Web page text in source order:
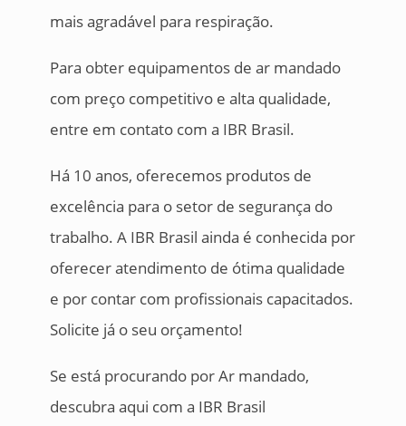
mais agradável para respiração.
Para obter equipamentos de ar mandado
com preço competitivo e alta qualidade,
entre em contato com a IBR Brasil.
Há 10 anos, oferecemos produtos de
excelência para o setor de segurança do
trabalho. A IBR Brasil ainda é conhecida por
oferecer atendimento de ótima qualidade
e por contar com profissionais capacitados.
Solicite já o seu orçamento!
Se está procurando por Ar mandado,
descubra aqui com a IBR Brasil